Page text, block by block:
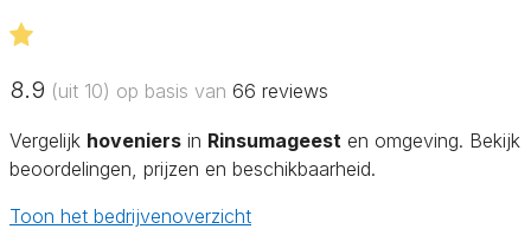
8.9 (uit 10) op basis van 66 reviews
Vergelijk hoveniers in Rinsumageest en omgeving. Bekijk
beoordelingen, prijzen en beschikbaarheid.
Toon het bedrijvenoverzicht